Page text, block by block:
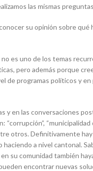
las mismas
su opinión sobre qué
no es uno de los temas
pero además porque
de programas políticos y
y en las conversaciones
“corrupción”, “municipalidad
otros. Definitivamente
haciendo a nivel cantonal.
su comunidad también
encontrar nuevas